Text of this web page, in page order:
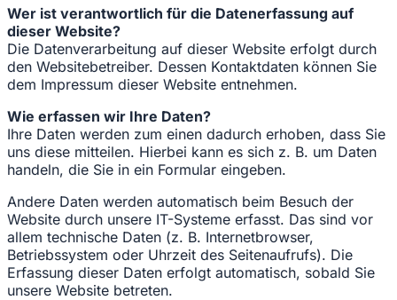
Wer ist verantwortlich für die Datenerfassung auf
dieser Website?
Die Datenverarbeitung auf dieser Website erfolgt durch
den Websitebetreiber. Dessen Kontaktdaten können Sie
dem Impressum dieser Website entnehmen.
Wie erfassen wir Ihre Daten?
Ihre Daten werden zum einen dadurch erhoben, dass Sie
uns diese mitteilen. Hierbei kann es sich z. B. um Daten
handeln, die Sie in ein Formular eingeben.
Andere Daten werden automatisch beim Besuch der
Website durch unsere IT-Systeme erfasst. Das sind vor
allem technische Daten (z. B. Internetbrowser,
Betriebssystem oder Uhrzeit des Seitenaufrufs). Die
Erfassung dieser Daten erfolgt automatisch, sobald Sie
unsere Website betreten.